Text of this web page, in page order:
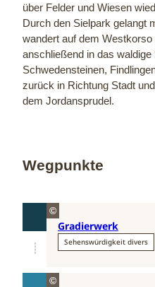
)
P
e
t
e
r
H
über Felder und Wiesen
Durch den Sielpark gelangt
wandert auf dem
anschließend in das
Schwedensteinen,
zurück in Richtung Stadt
dem Jordansprudel.
Wegpunkte
©
Gradierwerk
Sehenswürdigkeit divers
©